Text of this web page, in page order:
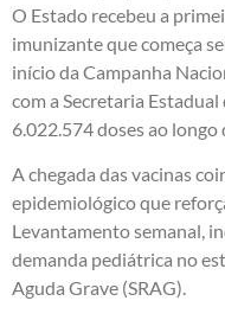
O Estado recebeu a
imunizante que começa
início da Campanha
com a Secretaria Estadual
6.022.574 doses ao
A chegada das vacinas
epidemiológico que
Levantamento semanal,
demanda pediátrica no
Aguda Grave (SRAG).